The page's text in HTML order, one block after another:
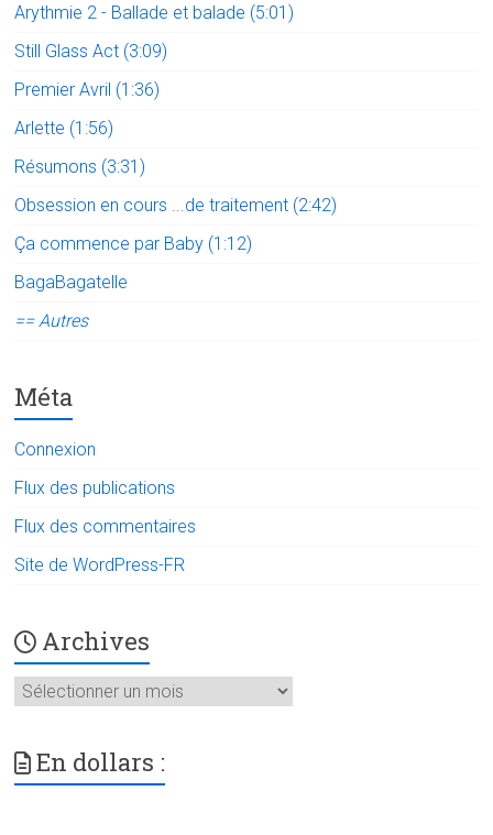
Arythmie 2 - Ballade et balade (5:01)
Still Glass Act (3:09)
Premier Avril (1:36)
Arlette (1:56)
Résumons (3:31)
Obsession en cours ...de traitement (2:42)
Ça commence par Baby (1:12)
BagaBagatelle
== Autres
Méta
Connexion
Flux des publications
Flux des commentaires
Site de WordPress-FR
Archives
Archives
En dollars :